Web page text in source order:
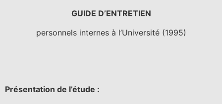
GUIDE D’ENTRETIEN
personnels internes à l’Université (1995)
Présentation de l’étude :